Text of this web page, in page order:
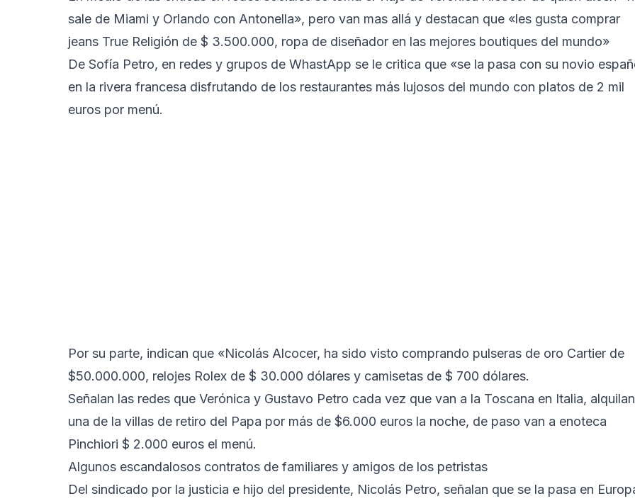
sale de Miami y Orlando con Antonella», pero van mas allá y destacan que «les gusta comprar
jeans True Religión de $ 3.500.000, ropa de diseñador en las mejores boutiques del mundo»
De Sofía Petro, en redes y grupos de WhastApp se le critica que «se la pasa con su novio
en la rivera francesa disfrutando de los restaurantes más lujosos del mundo con platos de 2 mil
euros por menú.
Por su parte, indican que «Nicolás Alcocer, ha sido visto comprando pulseras de oro Cartier de
$50.000.000, relojes Rolex de $ 30.000 dólares y camisetas de $ 700 dólares.
Señalan las redes que Verónica y Gustavo Petro cada vez que van a la Toscana en Italia, alquilan
una de la villas de retiro del Papa por más de $6.000 euros la noche, de paso van a enoteca
Pinchiori $ 2.000 euros el menú.
Algunos escandalosos contratos de familiares y amigos de los petristas
Del sindicado por la justicia e hijo del presidente, Nicolás Petro, señalan que se la pasa en